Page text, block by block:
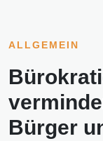
ALLGEMEIN
Bürger